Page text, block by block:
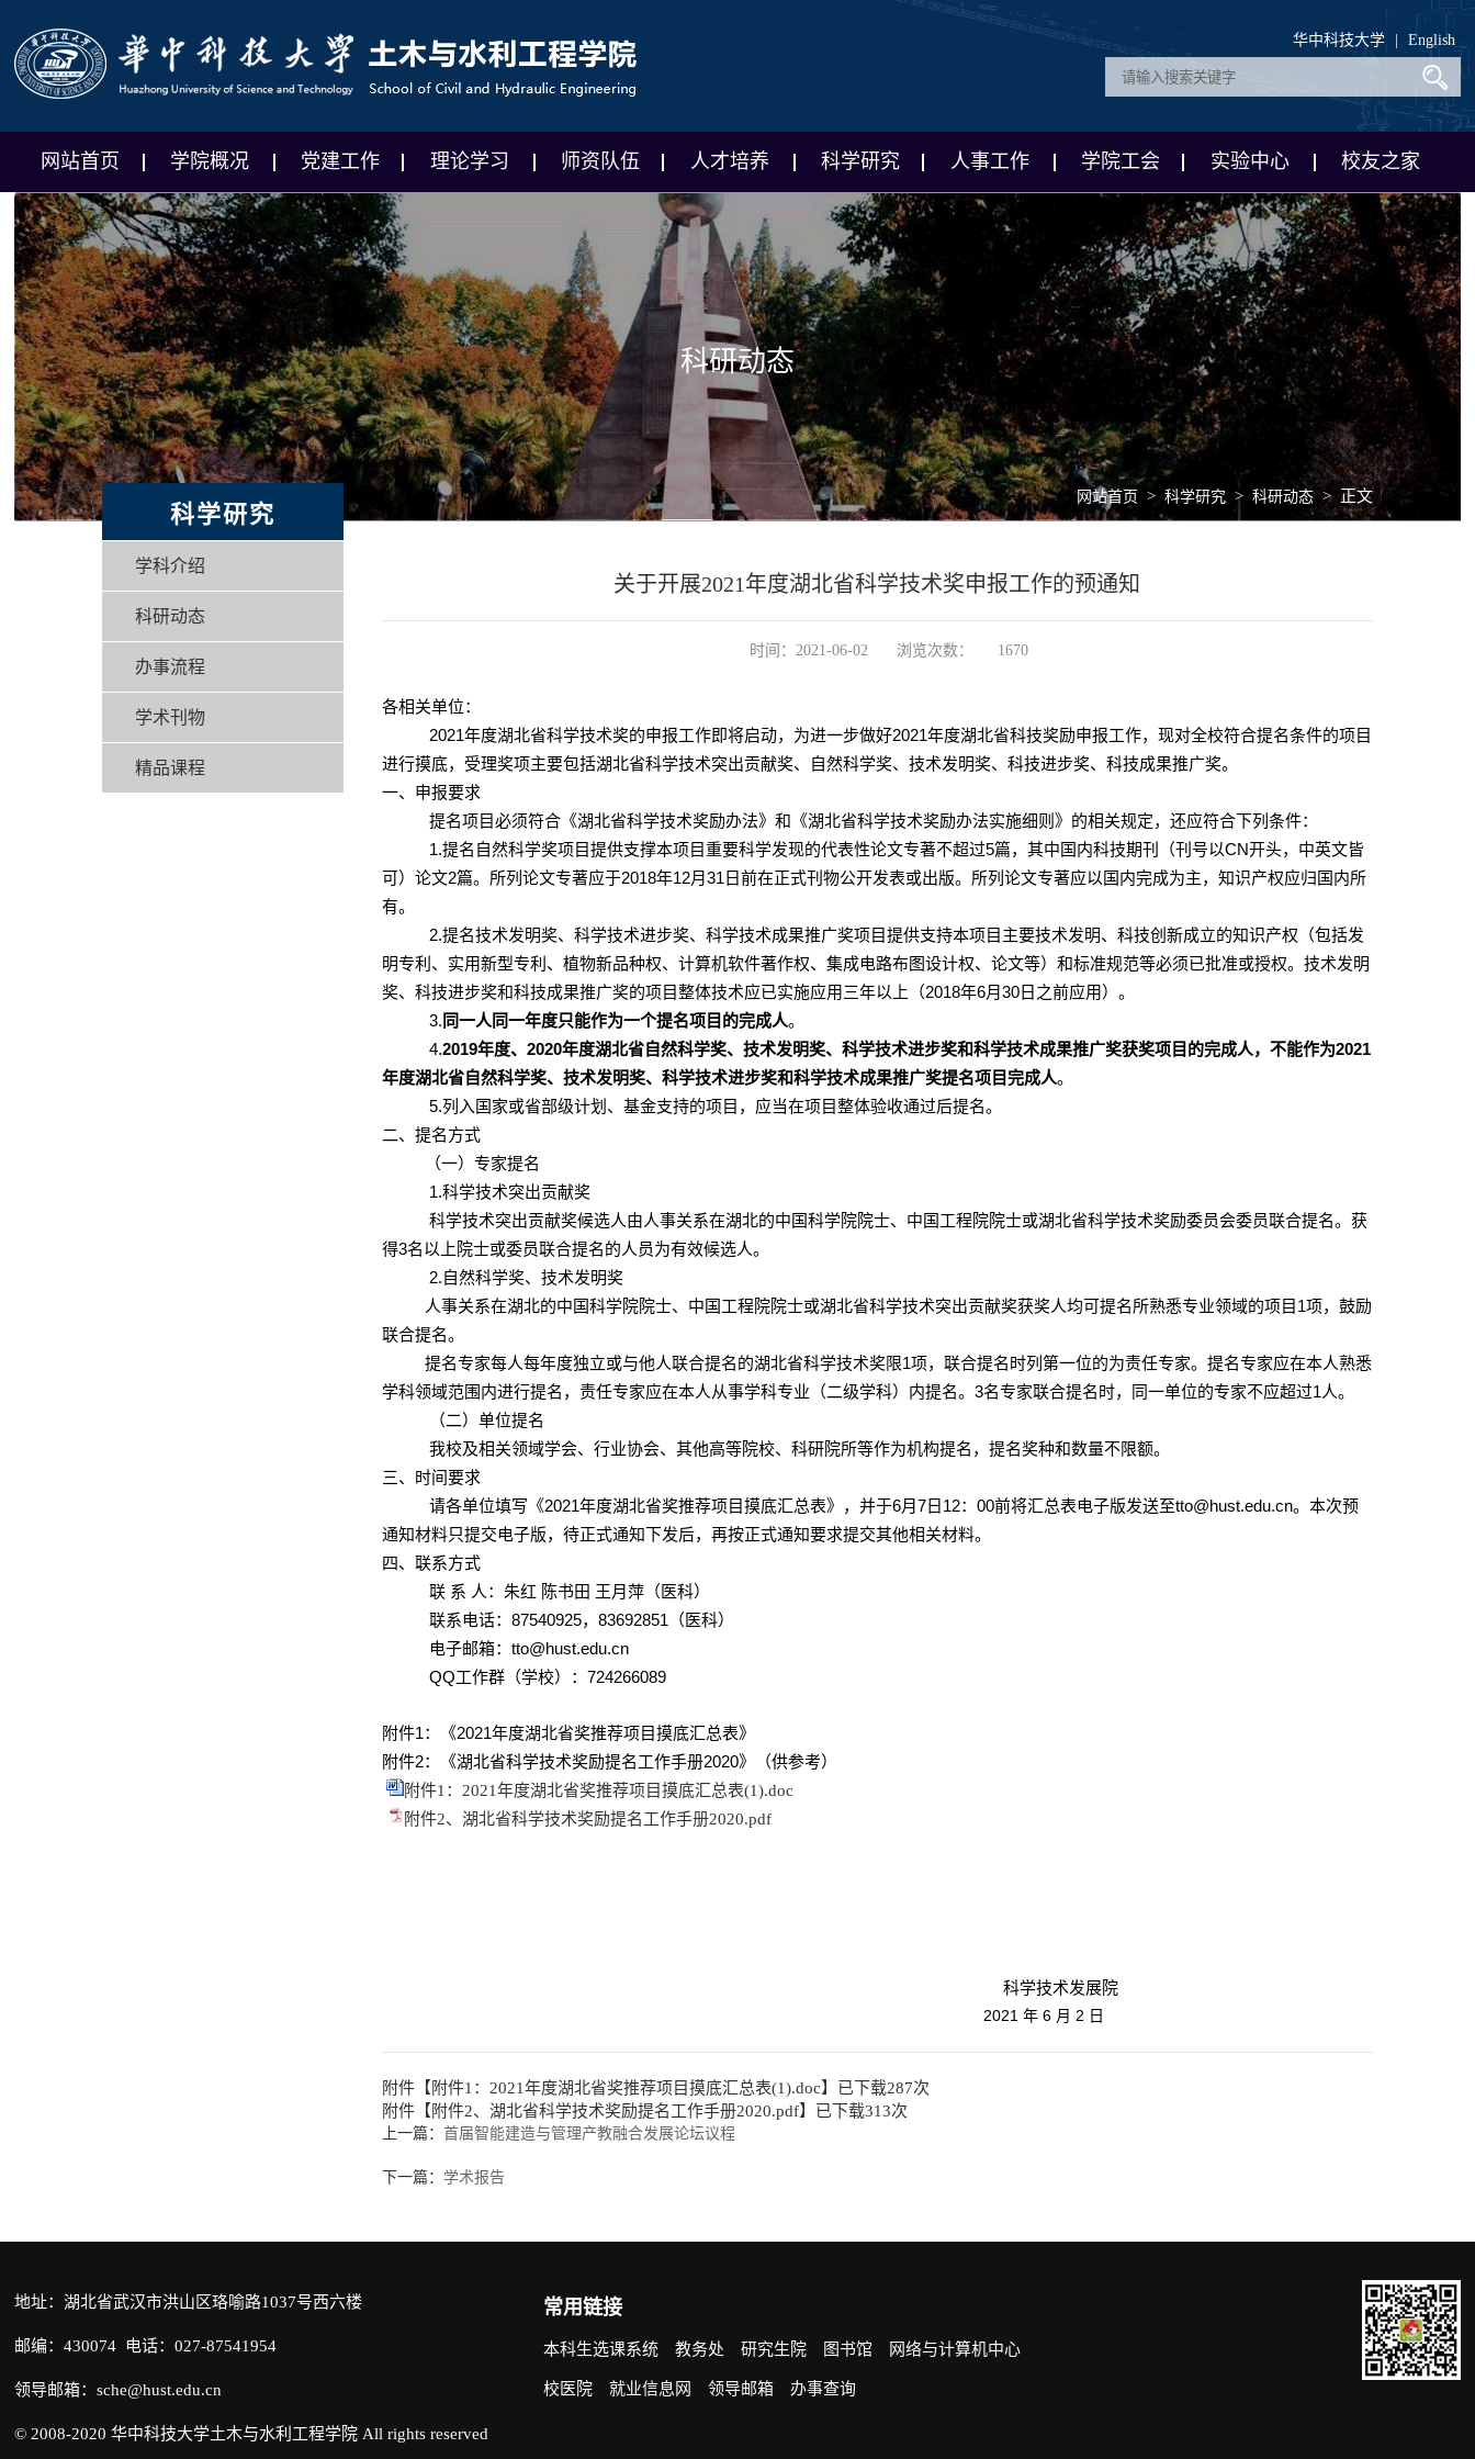
华中科技大学 English
网站首页 学院概况 党建工作 理论学习 师资队伍 人才培养 科学研究 人事工作 学院工会 实验中心 校友之家
科研动态
科学研究
学科介绍
科研动态
办事流程
学术刊物
精品课程
网站首页 > 科学研究 > 科研动态 >正文
关于开展2021年度湖北省科学技术奖申报工作的预通知
时间：2021-06-02 浏览次数： 1670
各相关单位：
2021年度湖北省科学技术奖的申报工作即将启动，为进一步做好2021年度湖北省科技奖励申报工作，现对全校符合提名条件的项目
进行摸底，受理奖项主要包括湖北省科学技术突出贡献奖、自然科学奖、技术发明奖、科技进步奖、科技成果推广奖。
一、申报要求
提名项目必须符合《湖北省科学技术奖励办法》和《湖北省科学技术奖励办法实施细则》的相关规定，还应符合下列条件：
1.提名自然科学奖项目提供支撑本项目重要科学发现的代表性论文专著不超过5篇，其中国内科技期刊（刊号以CN开头，中英文皆
可）论文2篇。所列论文专著应于2018年12月31 日前在正式刊物公开发表或出版。所列论文专著应以国内完成为主，知识产权应归国内所
有。
2.提名技术发明奖、科学技术进步奖、科学技术成果推广奖项目提供支持本项目主要技术发明、科技创新成立的知识产权（包括发
明专利、实用新型专利、植物新品种权、计算机软件著作权、集成电路布图设计权、论文等）和标准规范等必须已批准或授权。技术发明
奖、科技进步奖和科技成果推广奖的项目整体技术应已实施应用三年以上（2018年6月30日之前应用）。
3. 同一人同一年度只能作为一个提名项目的完成人。
4.2019年度、2020年度湖北省自然科学奖、技术发明奖、科学技术进步奖和科学技术成果推广奖获奖项目的完成人，不能作为2021
年度湖北省自然科学奖、技术发明奖、科学技术进步奖和科学技术成果推广奖提名项目完成人。
5.列入国家或省部级计划、基金支持的项目，应当在项目整体验收通过后提名。
二、提名方式
（一）专家提名
1.科学技术突出贡献奖
科学技术突出贡献奖候选人由人事关系在湖北的中国科学院院士、中国工程院院士或湖北省科学技术奖励委员会委员联合提名。获
得3名以上院士或委员联合提名的人员为有效候选人。
2.自然科学奖、技术发明奖
人事关系在湖北的中国科学院院士、中国工程院院士或湖北省科学技术突出贡献奖获奖人均可提名所熟悉专业领域的项目 1项，鼓励
联合提名。
提名专家每人每年度独立或与他人联合提名的湖北省科学技术奖限1项，联合提名时列第一位的为责任专家。提名专家应在本人熟悉
学科领域范围内进行提名，责任专家应在本人从事学科专业（二级学科）内提名。3名专家联合提名时，同一单位的专家不应超过1人。
（二）单位提名
我校及相关领域学会、行业协会、其他高等院校、科研院所等作为机构提名，提名奖种和数量不限额。
三、时间要求
请各单位填写《2021年度湖北省奖推荐项目摸底汇总表》，并于6月7日 12：00前将汇总表电子版发送至tto@hust.edu.cn。本次预
通知材料只提交电子版，待正式通知下发后，再按正式通知要求提交其他相关材料。
四、联系方式
联 系 人：朱红 陈书田 王月萍（医科）
联系电话：87540925，83692851 （医科）
电子邮箱：tto@hust.edu.cn
QQ工作群（学校）：724266089
附件1：《2021年度湖北省奖推荐项目摸底汇总表》
附件2：《湖北省科学技术奖励提名工作手册2020》（供参考）
附件1：2021年度湖北省奖推荐项目摸底汇总表(1).doc
附件2、湖北省科学技术奖励提名工作手册2020.pdf
科学技术发展院
2021年 6 月 2 日
附件【 附件1：2021年度湖北省奖推荐项目摸底汇总表(1).doc】已下载287次
附件【 附件2、湖北省科学技术奖励提名工作手册2020.pdf】已下载313次
上一篇：首届智能建造与管理产教融合发展论坛议程
下一篇：学术报告
地址：湖北省武汉市洪山区珞喻路1037号西六楼
邮编：430074 电话：027-87541954
领导邮箱：sche@hust.edu.cn
© 2008-2020 华中科技大学土木与水利工程学院 All rights reserved
常用链接
本科生选课系统 教务处 研究生院 图书馆 网络与计算机中心
校医院 就业信息网 领导邮箱 办事查询